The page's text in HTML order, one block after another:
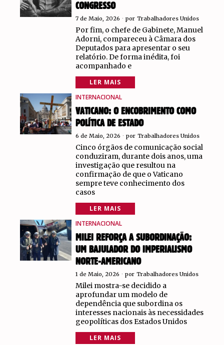
CONGRESSO
7 de Maio, 2026 por Trabalhadores Unidos
Por fim, o chefe de Gabinete, Manuel
Adorni, compareceu à Câmara dos
Deputados para apresentar o seu
relatório. De forma inédita, foi
acompanhado e
LER MAIS
INTERNACIONAL
VATICANO: O ENCOBRIMENTO COMO
POLÍTICA DE ESTADO
6 de Maio, 2026 por Trabalhadores Unidos
Cinco órgãos de comunicação social
conduziram, durante dois anos, uma
investigação que resultou na
confirmação de que o Vaticano
sempre teve conhecimento dos
casos
LER MAIS
INTERNACIONAL
MILEI REFORÇA A SUBORDINAÇÃO:
UM BAJULADOR DO IMPERIALISMO
NORTE-AMERICANO
1 de Maio, 2026 por Trabalhadores Unidos
Milei mostra-se decidido a
aprofundar um modelo de
dependência que subordina os
interesses nacionais às necessidades
geopolíticas dos Estados Unidos
LER MAIS